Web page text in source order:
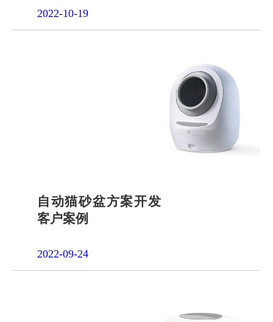
2022-10-19
自动猫砂盆方案开发
客户案例
2022-09-24